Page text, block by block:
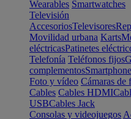
Wearables Smartwatches
Televisión
AccesoriosTelevisores
Movilidad urbana Karts
eléctricasPatinetes
Telefonía Teléfonos fijos
complementos
Foto y vídeo Cámaras de
Cables Cables HDMI
USBCables Jack
Consolas y videojuegos